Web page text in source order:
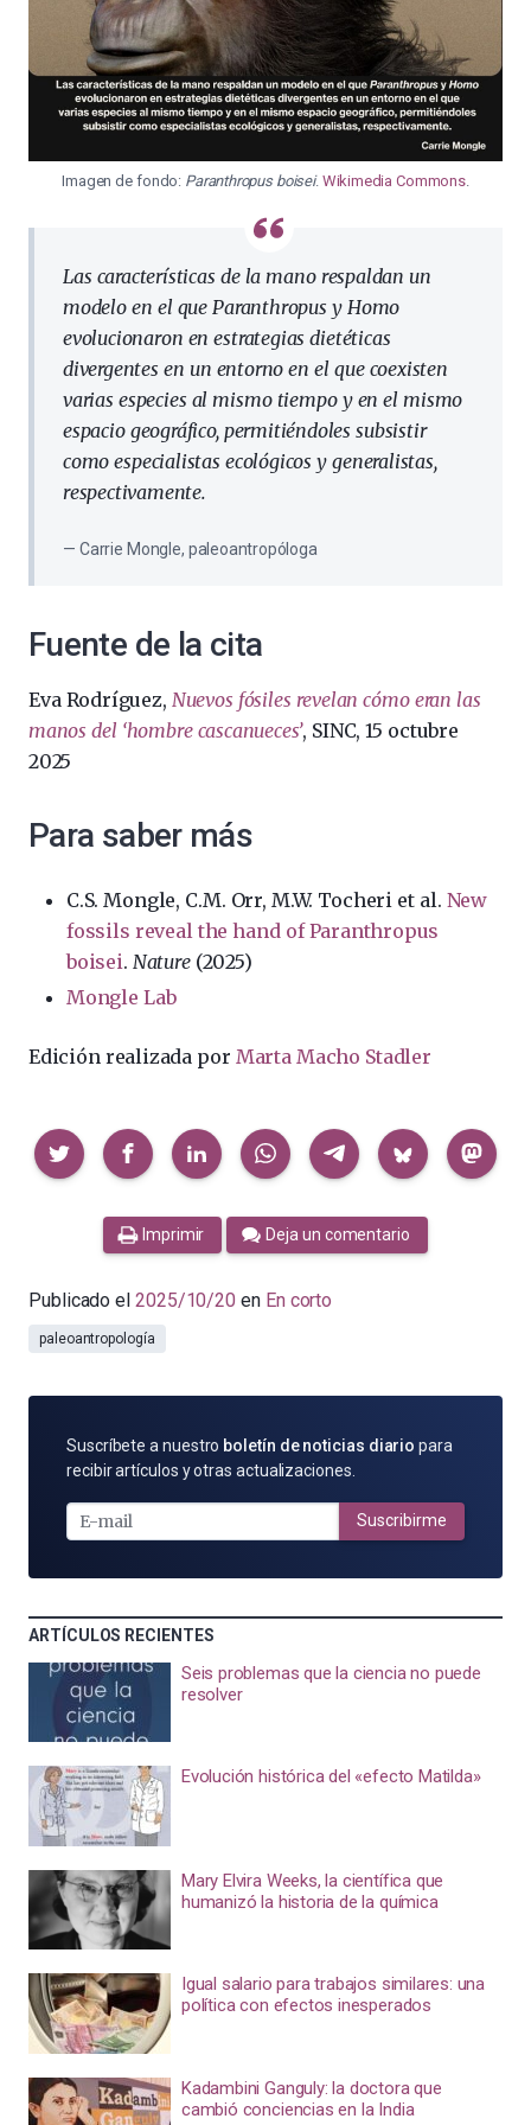
Imagen de fondo: Paranthropus boisei. Wikimedia Commons.
Las características de la mano respaldan un
modelo en el que Paranthropus y Homo
evolucionaron en estrategias dietéticas
divergentes en un entorno en el que coexisten
varias especies al mismo tiempo y en el mismo
espacio geográfico, permitiéndoles subsistir
como especialistas ecológicos y generalistas,
respectivamente.
Carrie Mongle, paleoantropóloga
Fuente de la cita
Eva Rodríguez, Nuevos fósiles revelan cómo eran las
manos del ‘hombre cascanueces’, SINC, 15 octubre
2025
Para saber más
C.S. Mongle, C.M. Orr, M.W. Tocheri et al. New
fossils reveal the hand of Paranthropus
boisei. Nature(2025)
Mongle Lab
Edición realizada por Marta Macho Stadler
Compartir
Imprimir Deja un comentario
Publicado el 2025/10/20 en En corto
paleoantropología
SUSCRÍBETE
POR
MAIL
Suscríbete a nuestro boletín de noticias diario para
recibir artículos y otras actualizaciones.
Suscribirme
ARTÍCULOS RECIENTES
Seis problemas que la ciencia no puede
resolver
Evolución histórica del «efecto Matilda»
Mary Elvira Weeks, la científica que
humanizó la historia de la química
Igual salario para trabajos similares: una
política con efectos inesperados
Kadambini Ganguly: la doctora que
cambió conciencias en la India